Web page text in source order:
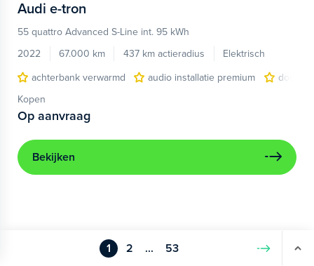
Audi e-tron
55 quattro Advanced S-Line int. 95 kWh
2022
67.000 km 437 km actieradius
Elektrisch
achterbank verwarmd
audio installatie premium
Kopen
Op aanvraag
Bekijken
1 2 ... 53 Volgende